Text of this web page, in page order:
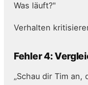
Was läuft?"
Verhalten
Fehler 4:
„Schau dir Tim